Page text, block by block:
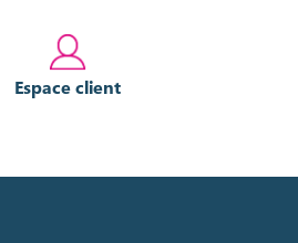
Espace client